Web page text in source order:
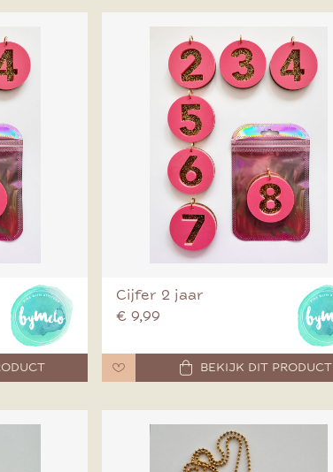
Cijfer 2 jaar
€ 9,99
BEKIJK DIT PRODUCT